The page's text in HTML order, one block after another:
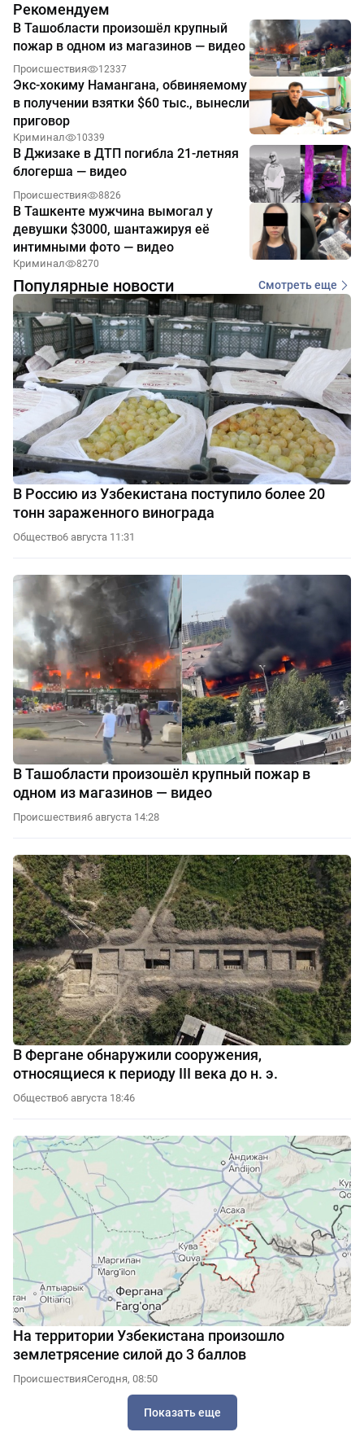
Рекомендуем
В Ташобласти произошёл крупный
пожар в одном из магазинов — видео
Происшествия 12337
Экс-хокиму Намангана, обвиняемому
в получении взятки $60 тыс., вынесли
приговор
Криминал 10339
В Джизаке в ДТП погибла 21-летняя
блогерша — видео
Происшествия 8826
В Ташкенте мужчина вымогал у
девушки $3000, шантажируя её
интимными фото — видео
Криминал 8270
Популярные новости Смотреть еще
В Россию из Узбекистана поступило более 20
тонн зараженного винограда
Общество6 августа 11:31
В Ташобласти произошёл крупный пожар в
одном из магазинов — видео
Происшествия6 августа 14:28
В Фергане обнаружили сооружения,
относящиеся к периоду III века до н. э.
Общество6 августа 18:46
На территории Узбекистана произошло
землетрясение силой до 3 баллов
ПроисшествияСегодня, 08:50
Показать еще